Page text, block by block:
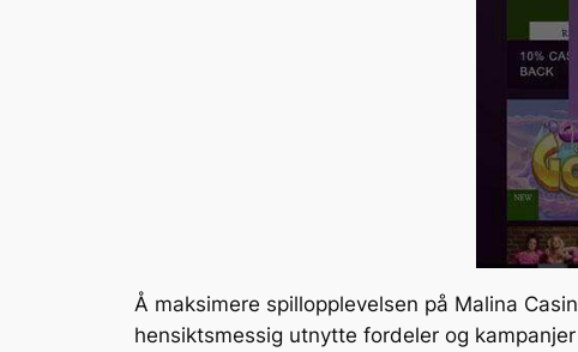
Å maksimere spillopplevelsen på Malina
hensiktsmessig utnytte fordeler og